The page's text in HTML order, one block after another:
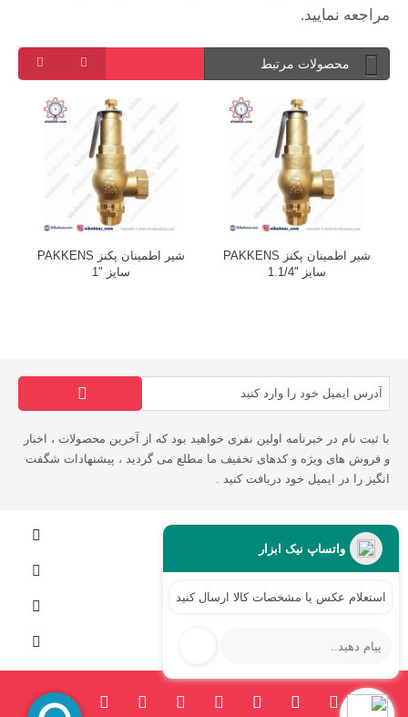
مراجعه نمایید.
محصولات مرتبط
شیر اطمینان پکنز PAKKENS
سایز "1
شیر اطمینان پکنز PAKKENS
سایز "1.1/4
با ثبت نام در خبرنامه اولین نفری خواهید بود که از آخرین محصولات ، اخبار
و فروش های ویژه و کدهای تخفیف ما مطلع می گردید ، پیشنهادات شگفت
انگیز را در ایمیل خود دریافت کنید .
اطلاعات فروشگاه
اطلاعات
لینک های مفید
حساب کاربری
واتساپ نیک ابزار
استعلام عکس یا مشخصات کالا ارسال کنید...